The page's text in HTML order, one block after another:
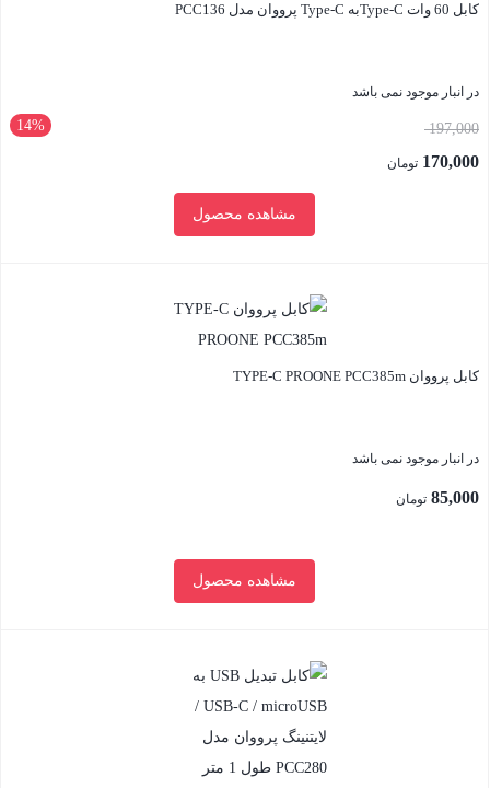
کابل 60 وات Type-Cبه Type-C پرووان مدل PCC136
در انبار موجود نمی باشد
14% 197,000 قیمت
اصلی:170,000 تومان
مشاهده محصول
کابل پرووان TYPE-C PROONE PCC385m
در انبار موجود نمی باشد
85,000 تومان
مشاهده محصول